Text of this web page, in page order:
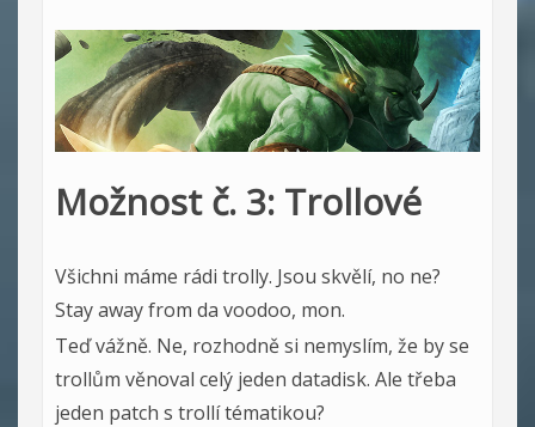
Možnost č. 3: Trollové
Všichni máme rádi trolly. Jsou skvělí, no ne?
Stay away from da voodoo, mon.
Teď vážně. Ne, rozhodně si nemyslím, že by se
trollům věnoval celý jeden datadisk. Ale třeba
jeden patch s trollí tématikou?